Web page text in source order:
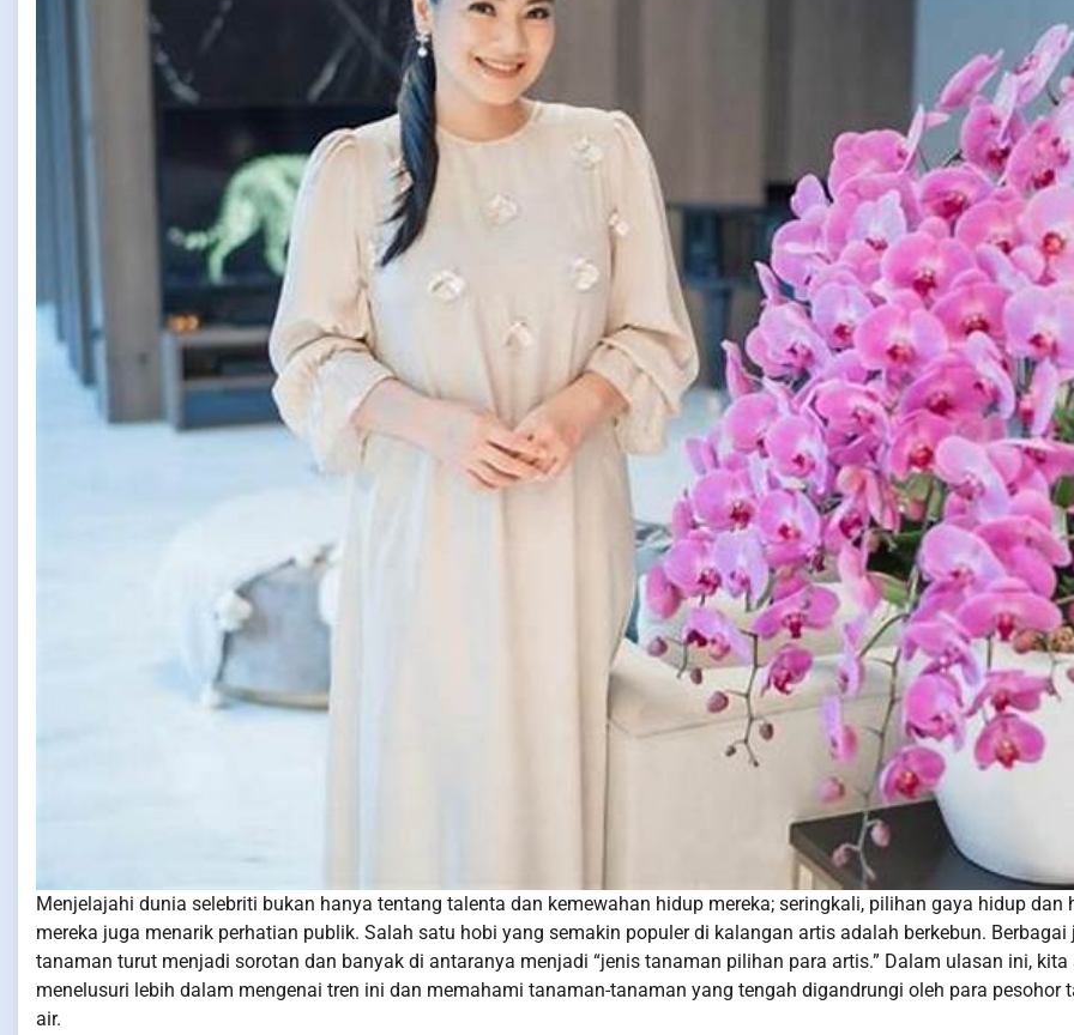
Menjelajahi dunia selebriti bukan hanya tentang talenta dan kemewahan hidup mereka; seringkali, pilihan gaya hidup dan
mereka juga menarik perhatian publik. Salah satu hobi yang semakin populer di kalangan artis adalah berkebun. Berbagai
tanaman turut menjadi sorotan dan banyak di antaranya menjadi “jenis tanaman pilihan para artis.” Dalam ulasan ini, kita
menelusuri lebih dalam mengenai tren ini dan memahami tanaman-tanaman yang tengah digandrungi oleh para pesohor
air.